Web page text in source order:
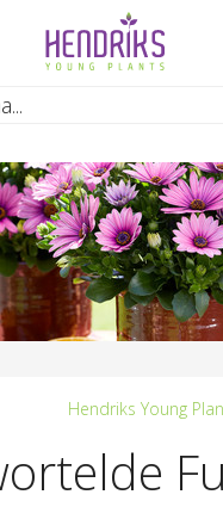
Hendriks Young